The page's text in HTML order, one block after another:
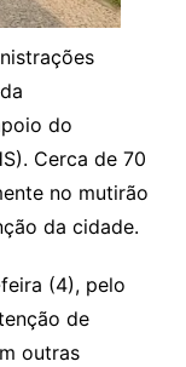
do
Cerca de 70
no mutirão
da cidade.
(4), pelo
de
outras